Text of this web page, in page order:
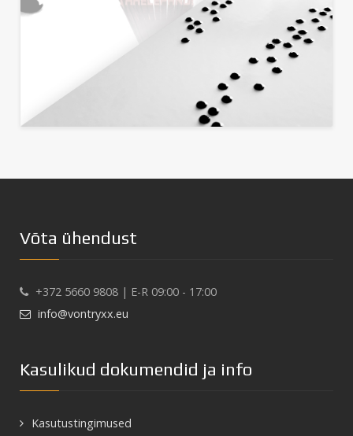
Võta ühendust
+372 5660 9808 | E-R 09:00 - 17:00
info@vontryxx.eu
Kasulikud dokumendid ja info
Kasutustingimused